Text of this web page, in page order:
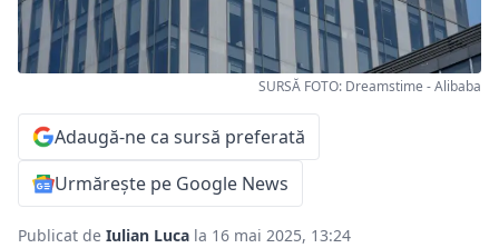
SURSĂ FOTO: Dreamstime - Alibaba
Adaugă-ne ca sursă preferată
Urmărește pe Google News
Publicat de Iulian Luca la 16 mai 2025, 13:24